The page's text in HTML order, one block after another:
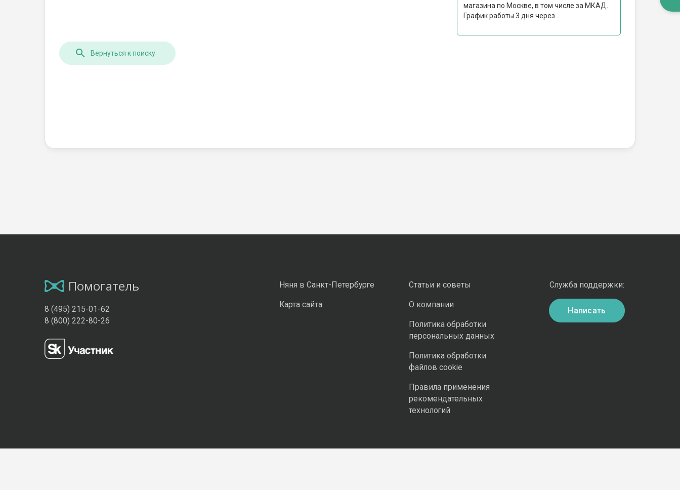
магазина по Москве, в том числе за МКАД.
График работы 3 дня через...
Вернуться к поиску
Помогатель
8 (495) 215-01-62
8 (800) 222-80-26
Няня в Санкт-Петербурге
Карта сайта
Статьи и советы
О компании
Политика обработки
персональных данных
Политика обработки
файлов cookie
Правила применения
рекомендательных
технологий
Служба поддержки:
Написать